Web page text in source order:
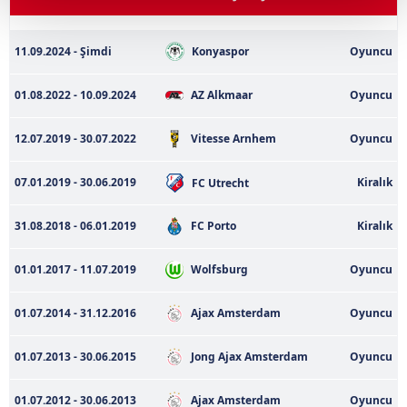
Her halükârda, kullanıcılar, bu çerezlere izin vermedikleri
takdirde, kullanıcılara hedefli reklamlar
Sizlere daha iyi bir hizmet sunabilmek için İnternet
Sitemizde kendimize ve üçüncü kişilere ait çerezler
kullanılmaktadır. Bu çerezler vasıtasıyla çeşitli kişisel
verileriniz işlenmekte olup gerekli olan çerezler bilgi
toplumu hizmetlerinin sunulması amacıyla
kullanılmaktadır. Diğer çerezler, sitemizin daha işlevsel
kılınması ve kişiselleştirilmesi ve sizlere yönelik
reklam/pazarlama faaliyetlerinin yapılması, amaçlarıyla
sınırlı olarak açık rızanız dahilinde kullanılacaktır.
Çerezlere ilişkin tercihlerinizi aşağıda yer alan panel
vasıtasıyla belirleyebilirsiniz. Çerezlere ilişkin detaylı bilgi
için Ayarlar butonuna tıklayabilir,
11.09.2024 - Şimdi Konyaspor Oyuncu
01.08.2022 - 10.09.2024 AZ Alkmaar Oyuncu
12.07.2019 - 30.07.2022 Vitesse Arnhem Oyuncu
07.01.2019 - 30.06.2019 FC Utrecht Kiralık
31.08.2018 - 06.01.2019 FC Porto Kiralık
01.01.2017 - 11.07.2019 Wolfsburg Oyuncu
01.07.2014 - 31.12.2016 Ajax Amsterdam Oyuncu
01.07.2013 - 30.06.2015 Jong Ajax Amsterdam Oyuncu
01.07.2012 - 30.06.2013 Ajax Amsterdam Oyuncu